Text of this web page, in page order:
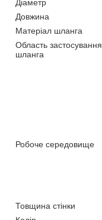
Діаметр
Довжина
Матеріал шланга
Область застосування
шланга
Робоче середовище
Товщина стінки